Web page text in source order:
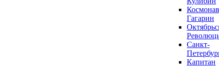
Гагарин
Санкт-
Капитан